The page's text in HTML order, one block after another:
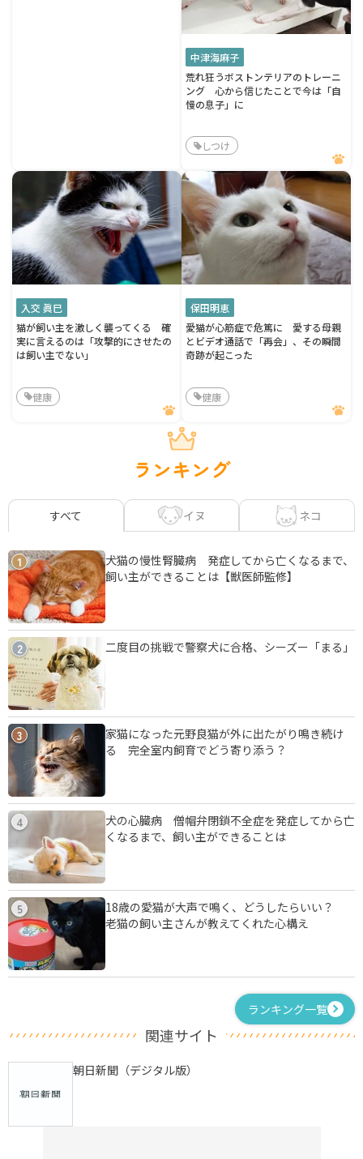
中津海麻子
荒れ狂うボストンテリアのトレーニ
ング 心から信じたことで今は「自
慢の息子」に
しつけ
入交 眞巳
猫が飼い主を激しく襲ってくる 確
実に言えるのは「攻撃的にさせたの
は飼い主でない」
健康
保田明恵
愛猫が心筋症で危篤に 愛する母親
とビデオ通話で「再会」、その瞬間
奇跡が起こった
健康
ランキング
すべて イヌ ネコ
1
犬猫の慢性腎臓病 発症してから亡くなるまで、
飼い主ができることは【獣医師監修】
2 二度目の挑戦で警察犬に合格、シーズー「まる」
3
家猫になった元野良猫が外に出たがり鳴き続け
る 完全室内飼育でどう寄り添う？
4
犬の心臓病 僧帽弁閉鎖不全症を発症してから亡
くなるまで、飼い主ができることは
5
18歳の愛猫が大声で鳴く、どうしたらいい？
老猫の飼い主さんが教えてくれた心構え
ランキング一覧
関連サイト
朝日新聞（デジタル版）